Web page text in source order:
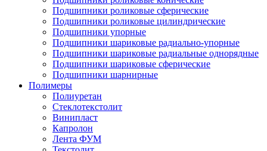
Подшипники роликовые сферические
Подшипники роликовые цилиндрические
Подшипники упорные
Подшипники шариковые радиально-упорные
Подшипники шариковые радиальные однорядные
Подшипники шариковые сферические
Подшипники шарнирные
Полимеры
Полиуретан
Стеклотекстолит
Винипласт
Капролон
Лента ФУМ